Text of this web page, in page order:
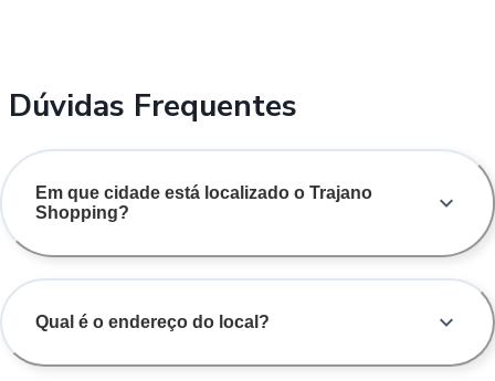
Dúvidas Frequentes
Em que cidade está localizado o Trajano
Shopping?
Qual é o endereço do local?